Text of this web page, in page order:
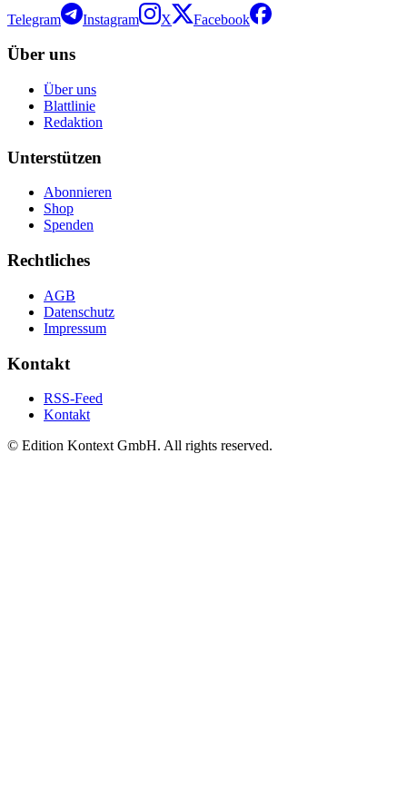
Telegram Instagram X Facebook
Über uns
Über uns
Blattlinie
Redaktion
Unterstützen
Abonnieren
Shop
Spenden
Rechtliches
AGB
Datenschutz
Impressum
Kontakt
RSS-Feed
Kontakt
© Edition Kontext GmbH. All rights reserved.